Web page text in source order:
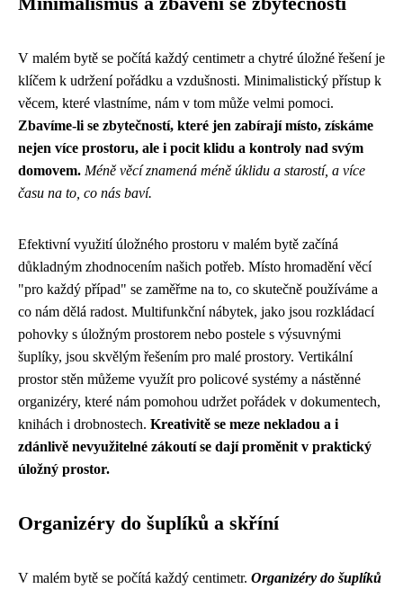
V malém bytě se počítá každý centimetr a chytré úložné řešení je
klíčem k udržení pořádku a vzdušnosti. Minimalistický přístup k
věcem, které vlastníme, nám v tom může velmi pomoci.
Zbavíme-li se zbytečností, které jen zabírají místo, získáme
nejen více prostoru, ale i pocit klidu a kontroly nad svým
domovem. Méně věcí znamená méně úklidu a starostí, a více
času na to, co nás baví.
Efektivní využití úložného prostoru v malém bytě začíná
důkladným zhodnocením našich potřeb. Místo hromadění věcí
"pro každý případ" se zaměřme na to, co skutečně používáme a
co nám dělá radost. Multifunkční nábytek, jako jsou rozkládací
pohovky s úložným prostorem nebo postele s výsuvnými
šuplíky, jsou skvělým řešením pro malé prostory. Vertikální
prostor stěn můžeme využít pro policové systémy a nástěnné
organizéry, které nám pomohou udržet pořádek v dokumentech,
knihách i drobnostech. Kreativitě se meze nekladou a i
zdánlivě nevyužitelné zákoutí se dají proměnit v praktický
úložný prostor.
Organizéry do šuplíků a skříní
V malém bytě se počítá každý centimetr. Organizéry do šuplíků